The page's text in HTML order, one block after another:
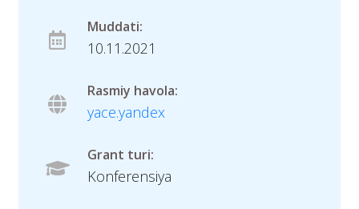
Muddati:
10.11.2021
Rasmiy havola:
yace.yandex
Grant turi:
Konferensiya